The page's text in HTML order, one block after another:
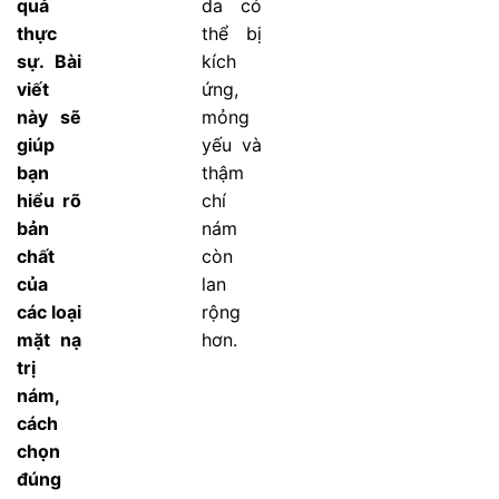
quả
thực
sự. Bài
viết
này sẽ
giúp
bạn
hiểu rõ
bản
chất
của
các loại
mặt nạ
trị
nám,
cách
chọn
đúng
da có
thể bị
kích
ứng,
mỏng
yếu và
thậm
chí
nám
còn
lan
rộng
hơn.